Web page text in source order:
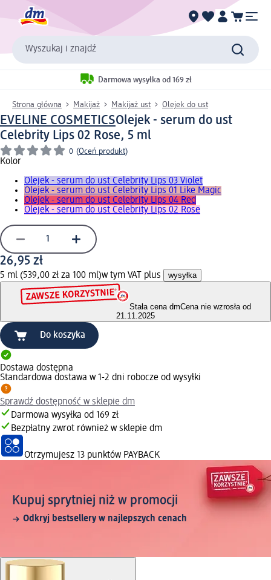
Wyszukaj i znajdź
Darmowa wysyłka od 169 zł
Strona główna Makijaż Makijaż ust Olejek do ust
EVELINE COSMETICSOlejek - serum do ust
Celebrity Lips 02 Rose, 5 ml
0 (Oceń produkt)
Kolor
Olejek - serum do ust Celebrity Lips 03 Violet
Olejek - serum do ust Celebrity Lips 01 Like Magic
Olejek - serum do ust Celebrity Lips 04 Red
Olejek - serum do ust Celebrity Lips 02 Rose
26,95 zł
5 ml (539,00 zł za 100 ml)w tym VAT plus wysyłka
Stała cena dmCena nie wzrosła od
21.11.2025
Do koszyka
Dostawa dostępna
Standardowa dostawa w 1-2 dni robocze od wysyłki
Sprawdź dostępność w sklepie dm
Darmowa wysyłka od 169 zł
Bezpłatny zwrot również w sklepie dm
Otrzymujesz 13 punktów PAYBACK
Kupuj sprytniej niż w promocji
Odkryj bestsellery w najlepszych cenach